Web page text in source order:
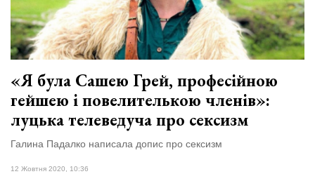
«Я була Сашею Грей, професійною
гейшею і повелителькою членів»:
луцька телеведуча про сексизм
Галина Падалко написала допис про сексизм
12 Жовтня 2020, 10:36